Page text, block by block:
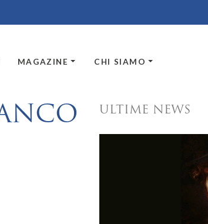
MAGAZINE CHI SIAMO
ULTIME NEWS